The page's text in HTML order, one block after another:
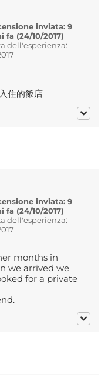
inviata: 9
fa (24/10/2017)
dell'esperienza:
住的飯店
inviata: 9
fa (24/10/2017)
dell'esperienza:
months in
we arrived we
for a private